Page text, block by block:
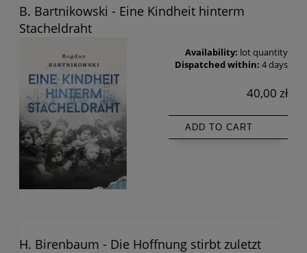
B. Bartnikowski - Eine Kindheit hinterm
Stacheldraht
Availability: lot quantity
Dispatched within: 4 days
40,00 zł
ADD TO CART
H. Birenbaum - Die Hoffnung stirbt zuletzt